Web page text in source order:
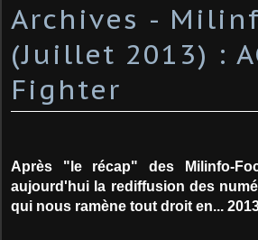
Archives -
(Juillet 2013) :
Fighter
Après "le récap" des Milinfo-
aujourd'hui la rediffusion des
qui nous ramène tout droit en...